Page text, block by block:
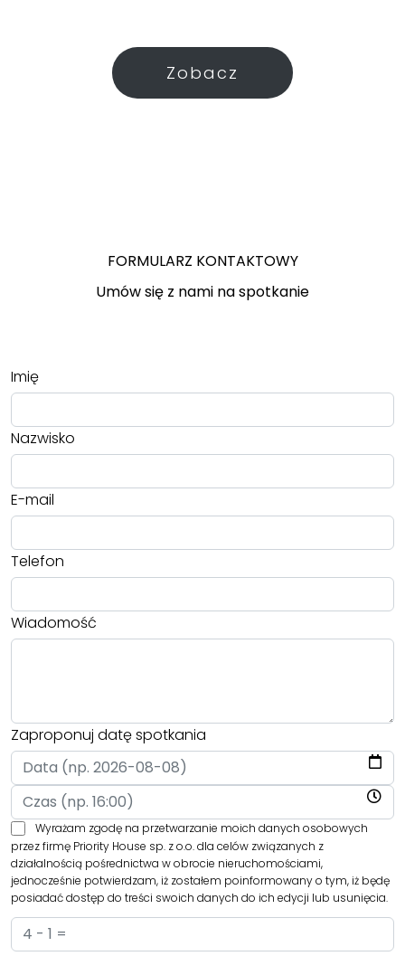
Zobacz
FORMULARZ KONTAKTOWY
Umów się z nami na spotkanie
Imię
Nazwisko
E-mail
Telefon
Wiadomość
Zaproponuj datę spotkania
Wyrażam zgodę na przetwarzanie moich danych osobowych
przez firmę Priority House sp. z o.o. dla celów związanych z
działalnością pośrednictwa w obrocie nieruchomościami,
jednocześnie potwierdzam, iż zostałem poinformowany o tym, iż będę
posiadać dostęp do treści swoich danych do ich edycji lub usunięcia.